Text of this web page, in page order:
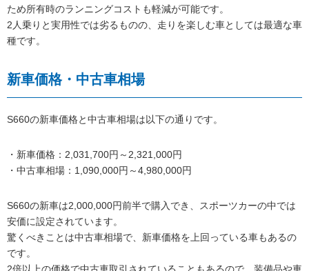
ため所有時のランニングコストも軽減が可能です。
2人乗りと実用性では劣るものの、走りを楽しむ車としては最適な車
種です。
新車価格・中古車相場
S660の新車価格と中古車相場は以下の通りです。
・新車価格：2,031,700円～2,321,000円
・中古車相場：1,090,000円～4,980,000円
S660の新車は2,000,000円前半で購入でき、スポーツカーの中では
安価に設定されています。
驚くべきことは中古車相場で、新車価格を上回っている車もあるの
です。